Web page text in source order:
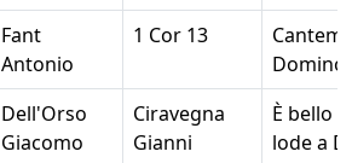
Fant
Antonio
1 Cor 13
Domino
Dell'Orso
Giacomo
Ciravegna
Gianni
È bello
lode a